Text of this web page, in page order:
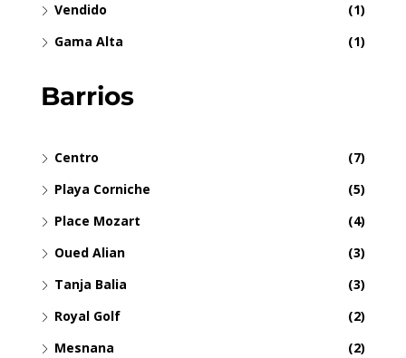
Vendido
(1)
Gama Alta
(1)
Barrios
Centro
(7)
Playa Corniche
(5)
Place Mozart
(4)
Oued Alian
(3)
Tanja Balia
(3)
Royal Golf
(2)
Mesnana
(2)